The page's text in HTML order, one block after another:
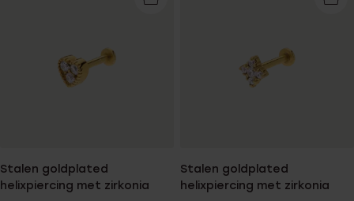
Stalen goldplated
helixpiercing met zirkonia
Stalen goldplated
helixpiercing met zirkonia